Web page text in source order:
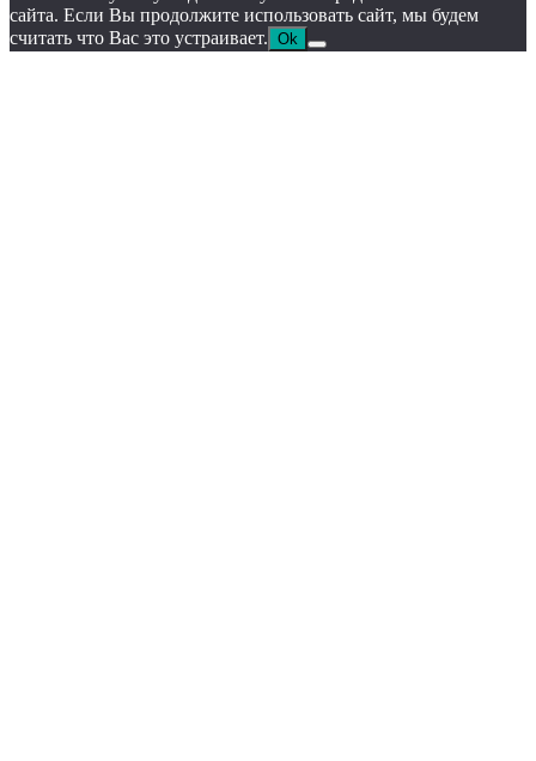
сайта. Если Вы продолжите использовать сайт, мы будем
считать что Вас это устраивает. Ok